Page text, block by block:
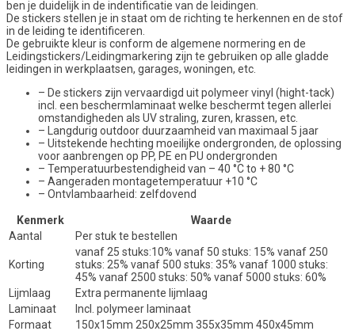
ben je duidelijk in de indentificatie van de leidingen.
De stickers stellen je in staat om de richting te herkennen en de stof
in de leiding te identificeren.
De gebruikte kleur is conform de algemene normering en de
Leidingstickers/Leidingmarkering zijn te gebruiken op alle gladde
leidingen in werkplaatsen, garages, woningen, etc.
– De stickers zijn vervaardigd uit polymeer vinyl (hight-tack)
incl. een beschermlaminaat welke beschermt tegen allerlei
omstandigheden als UV straling, zuren, krassen, etc.
– Langdurig outdoor duurzaamheid van maximaal 5 jaar
– Uitstekende hechting moeilijke ondergronden, de oplossing
voor aanbrengen op PP, PE en PU ondergronden
– Temperatuurbestendigheid van – 40 °C to + 80 °C
– Aangeraden montagetemperatuur +10 °C
– Ontvlambaarheid: zelfdovend
Kenmerk
Waarde
Aantal
Per stuk te bestellen
Korting
vanaf 25 stuks:10% vanaf 50 stuks: 15% vanaf 250
stuks: 25% vanaf 500 stuks: 35% vanaf 1000 stuks:
45% vanaf 2500 stuks: 50% vanaf 5000 stuks: 60%
Lijmlaag
Extra permanente lijmlaag
Laminaat
Incl. polymeer laminaat
Formaat
150x15mm 250x25mm 355x35mm 450x45mm